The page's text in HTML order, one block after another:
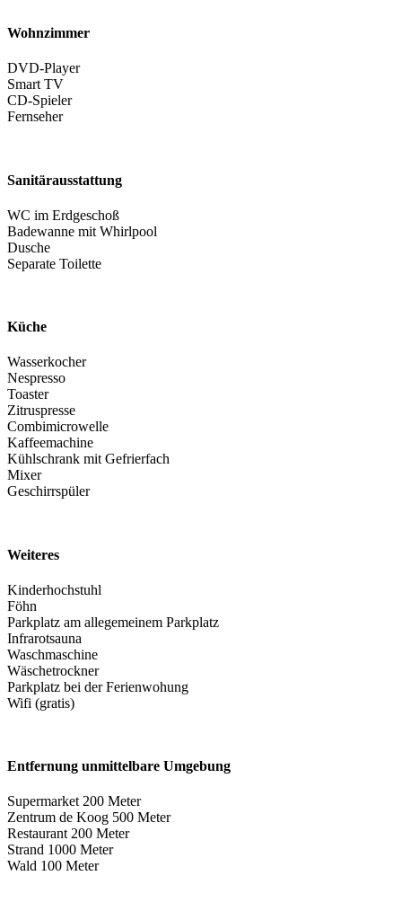
Wohnzimmer
DVD-Player
Smart TV
CD-Spieler
Fernseher
Sanitärausstattung
WC im Erdgeschoß
Badewanne mit Whirlpool
Dusche
Separate Toilette
Küche
Wasserkocher
Nespresso
Toaster
Zitruspresse
Combimicrowelle
Kaffeemachine
Kühlschrank mit Gefrierfach
Mixer
Geschirrspüler
Weiteres
Kinderhochstuhl
Föhn
Parkplatz am allegemeinem Parkplatz
Infrarotsauna
Waschmaschine
Wäschetrockner
Parkplatz bei der Ferienwohung
Wifi (gratis)
Entfernung unmittelbare Umgebung
Supermarket 200 Meter
Zentrum de Koog 500 Meter
Restaurant 200 Meter
Strand 1000 Meter
Wald 100 Meter